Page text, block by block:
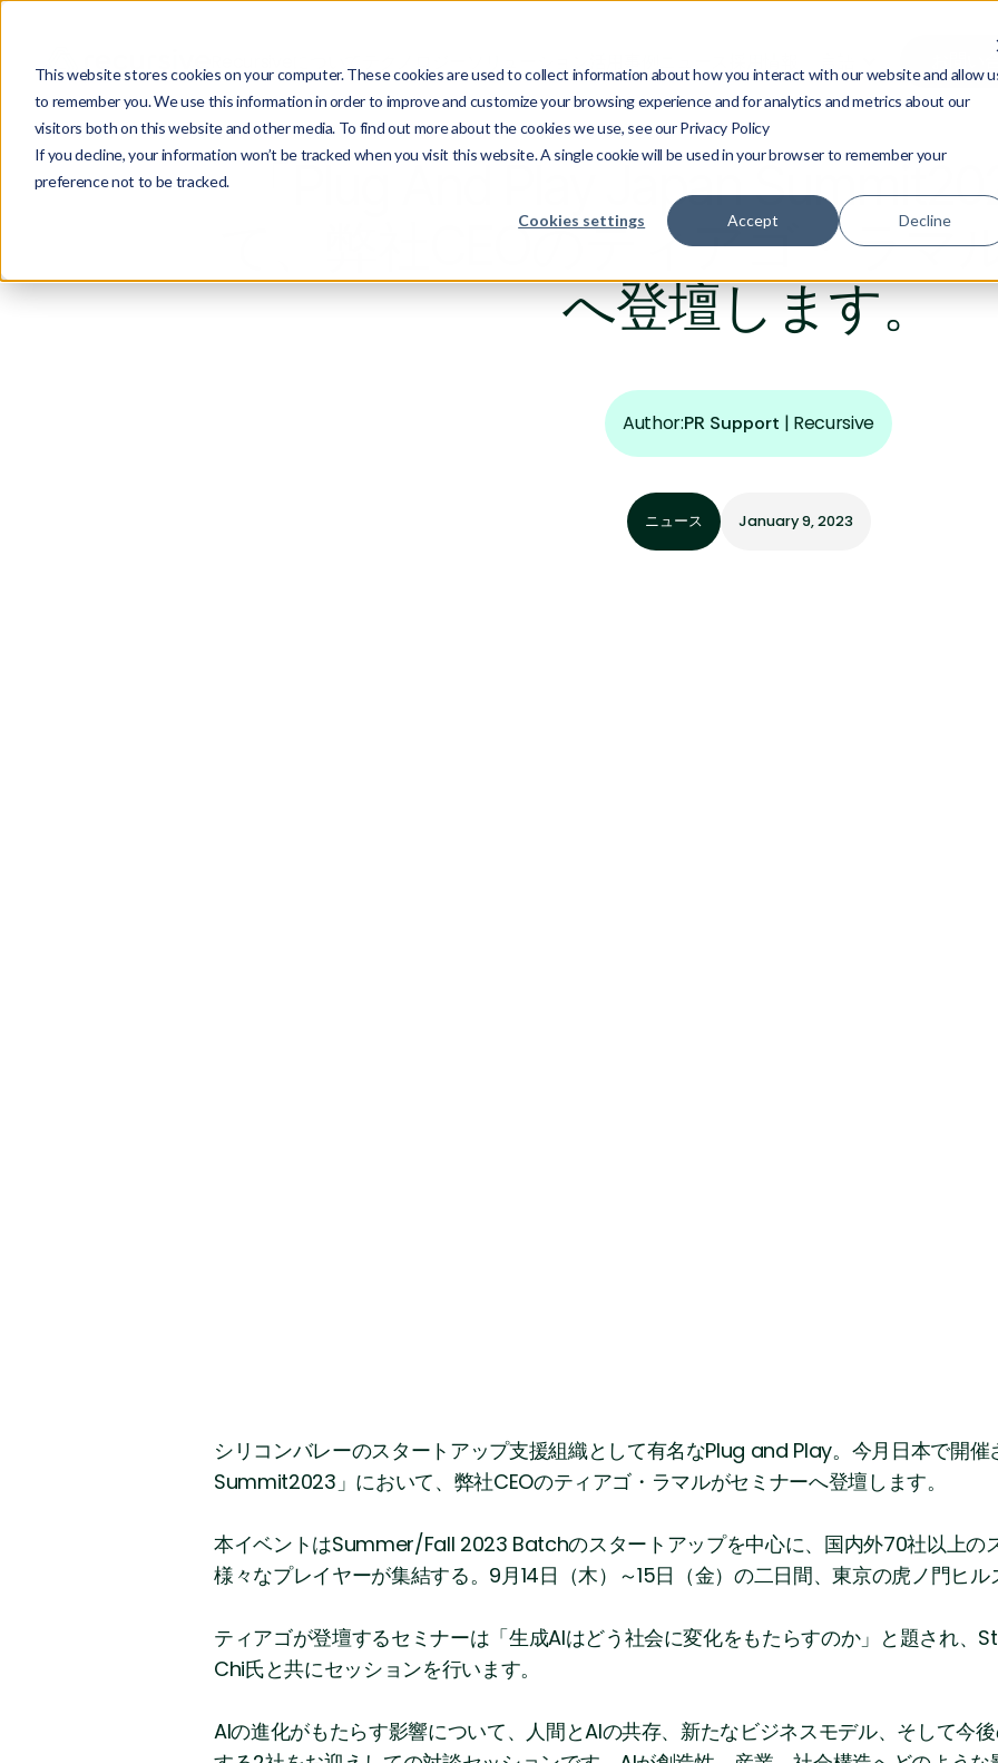
This website stores cookies on your computer. These cookies are used to collect information about how you interact with our website and allow
to remember you. We use this information in order to improve and customize your browsing experience and for analytics and metrics about our
visitors both on this website and other media. To find out more about the cookies we use, see our Privacy Policy
If you decline, your information won’t be tracked when you visit this website. A single cookie will be used in your browser to remember your
preference not to be tracked.
Cookies settings Accept Decline
お問い
「Plug And Play Japan
て、弊社CEOのティアゴ・ラマ
へ登壇します。
Author:PR Support | Recursive
ニュース January 9, 2023
シリコンバレーのスタートアップ支援組織として有名なPlug and Play。今月日本で開
Summit2023」において、弊社CEOのティアゴ・ラマルがセミナーへ登壇します。
本イベントはSummer/Fall 2023 Batchのスタートアップを中心に、国内外70社以上の
様々なプレイヤーが集結する。9月14日（木）～15日（金）の二日間、東京の虎ノ門ヒ
ティアゴが登壇するセミナーは「生成AIはどう社会に変化をもたらすのか」と題され、
Chi氏と共にセッションを行います。
AIの進化がもたらす影響について、人間とAIの共存、新たなビジネスモデル、そして今